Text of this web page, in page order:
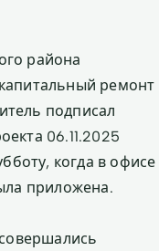
района
ремонт
подписал
06.11.2025
когда в офисе
приложена.